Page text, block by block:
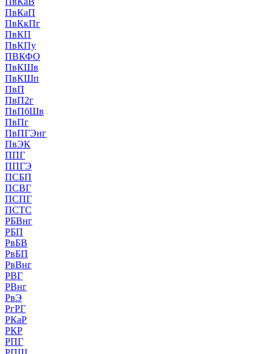
ПвКаП
ПвКкПг
ПвКП
ПвКПу
ПВКФО
ПвКШв
ПвКШп
ПвП
ПвП2г
ПвПбШв
ПвПг
ПвПГЭнг
ПвЭК
ППГ
ППГЭ
ПСБП
ПСВГ
ПСПГ
ПСТС
РБВнг
РБП
РвБВ
РвБП
РвВнг
РВГ
РВнг
РвЭ
РгРГ
РКаР
РКР
РПГ